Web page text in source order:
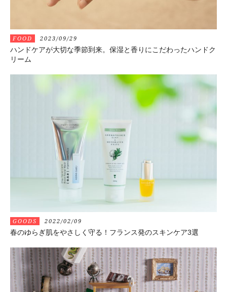
FOOD 2023/09/29
ハンドケアが大切な季節到来。保湿と香りにこだわったハンドク
リーム
GOODS 2022/02/09
春のゆらぎ肌をやさしく守る！フランス発のスキンケア3選